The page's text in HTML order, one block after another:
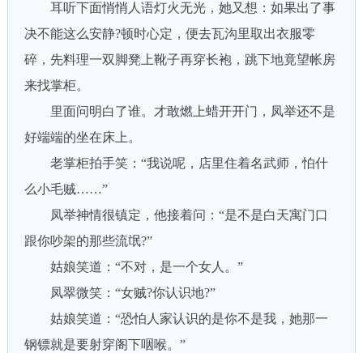
耳听下面悄悄人语灯火无光，她又想：如果出了事
决不能这么安静?顿时心定，便去瓦沟里取出衣服零
碎，先料理一双脚凳上靴子再穿长袍，跳下地竟望帐房
来找掌柜。
里面问明白了谁。才敢燃上蜡开开门，凤举还不是
好端端的坐在床上。
老掌柜拍手笑：“我说呢，店里住着名武师，怕什
么小毛贼……”
凤举神情很镇定，他接着问：“是不是白天寓门口
跟你吵架的那些流氓?”
姑娘笑道：“不对，是一个女人。”
凤翠微笑：“女贼?你认识地?”
姑娘笑道：“恐怕人家认识的是你不是我，她那一
钢镖就是要射穿阁下咽喉。”